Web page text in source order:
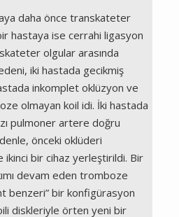
daha önce transkateter
hastaya ise cerrahi ligasyon
olgular arasında
iki hastada gecikmiş
inkomplet oklüzyon ve
olmayan koil idi. İki hastada
pulmoner artere doğru
önceki oklüderi
ikinci bir cihaz yerleştirildi. Bir
devam eden tromboze
benzeri” bir konfigürasyon
diskleriyle örten yeni bir